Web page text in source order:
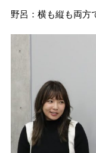
野呂：横も縦も両方